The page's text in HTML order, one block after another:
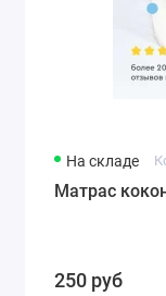
На складе
Матрас
250 руб